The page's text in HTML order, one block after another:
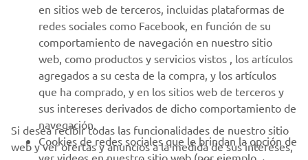
AYUDA
BOLETÍN DE NOTICIAS
Sé el primero en enterarte de las últimas ofertas, eventos
especiales, novedades
en sitios web de terceros, incluidas plataformas de
redes sociales como Facebook, en función de su
comportamiento de navegación en nuestro sitio
web, como productos y servicios vistos , los artículos
agregados a su cesta de la compra, y los artículos
que ha comprado, y en los sitios web de terceros y
sus intereses derivados de dicho comportamiento de
navegación.
Cookies de redes sociales que le brindan la opción de
ver videos en nuestro sitio web (por ejemplo,
Si desea recibir todas las funcionalidades de nuestro sitio
web y ver ofertas y anuncios a la medida de sus intereses,